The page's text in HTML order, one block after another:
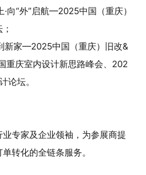
向“外”启航—2025中国（重庆）
新家—2025中国（重庆）旧改&
重庆室内设计新思路峰会、202
论坛。
专家及企业领袖，为参展商提
转化的全链条服务。